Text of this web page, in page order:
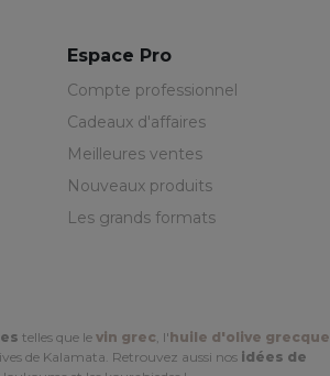
Espace Pro
Compte professionnel
Cadeaux d'affaires
Meilleures ventes
Nouveaux produits
Les grands formats
telles que le vin grec , l'huile d'olive grecque
de Kalamata. Retrouvez aussi nos idées de